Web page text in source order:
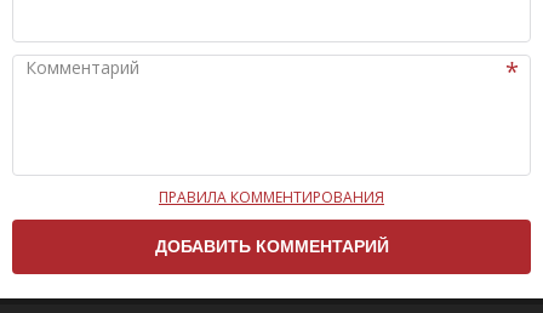
Комментарий
Чтобы ваш комментарий был опубликован на сайте,
вам нужно придерживаться следующих правил:
Комментарий не может быть слишком
ПРАВИЛА КОММЕНТИРОВАНИЯ